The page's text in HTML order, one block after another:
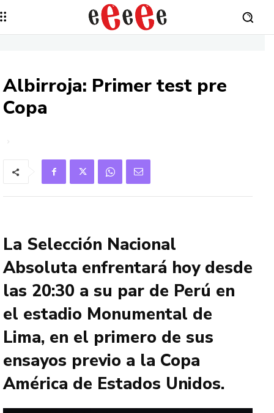
Albirroja: Primer test pre
Copa
La Selección Nacional
Absoluta enfrentará hoy desde
las 20:30 a su par de Perú en
el estadio Monumental de
Lima, en el primero de sus
ensayos previo a la Copa
América de Estados Unidos.